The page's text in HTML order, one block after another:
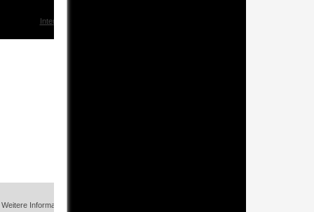
Interesse?
Informationen und weitere Bilder folgen.